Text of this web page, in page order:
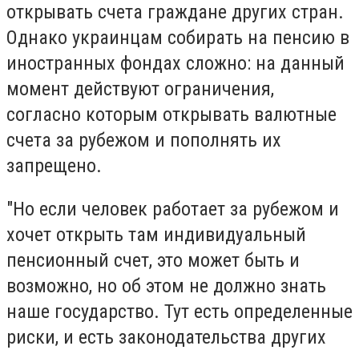
открывать счета граждане других стран.
Однако украинцам собирать на пенсию в
иностранных фондах сложно: на данный
момент действуют ограничения,
согласно которым открывать валютные
счета за рубежом и пополнять их
запрещено.
"Но если человек работает за рубежом и
хочет открыть там индивидуальный
пенсионный счет, это может быть и
возможно, но об этом не должно знать
наше государство. Тут есть определенные
риски, и есть законодательства других